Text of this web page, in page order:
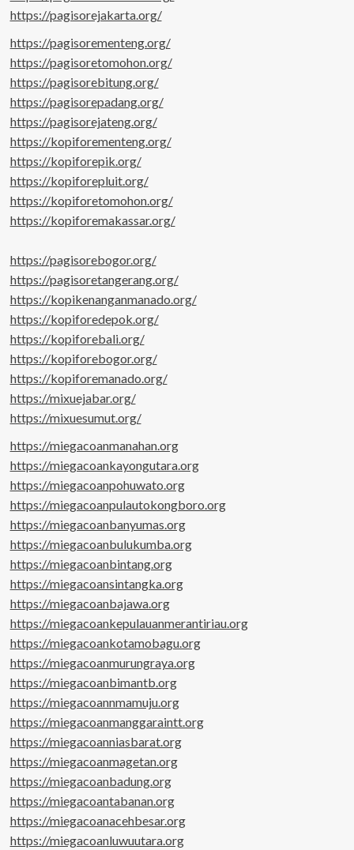
https://pagisorejakarta.org/
https://pagisorementeng.org/
https://pagisoretomohon.org/
https://pagisorebitung.org/
https://pagisorepadang.org/
https://pagisorejateng.org/
https://kopiforementeng.org/
https://kopiforepik.org/
https://kopiforepluit.org/
https://kopiforetomohon.org/
https://kopiforemakassar.org/
https://pagisorebogor.org/
https://pagisoretangerang.org/
https://kopikenanganmanado.org/
https://kopiforedepok.org/
https://kopiforebali.org/
https://kopiforebogor.org/
https://kopiforemanado.org/
https://mixuejabar.org/
https://mixuesumut.org/
https://miegacoanmanahan.org
https://miegacoankayongutara.org
https://miegacoanpohuwato.org
https://miegacoanpulautokongboro.org
https://miegacoanbanyumas.org
https://miegacoanbulukumba.org
https://miegacoanbintang.org
https://miegacoansintangka.org
https://miegacoanbajawa.org
https://miegacoankepulauanmerantiriau.org
https://miegacoankotamobagu.org
https://miegacoanmurungraya.org
https://miegacoanbimantb.org
https://miegacoannmamuju.org
https://miegacoanmanggaraintt.org
https://miegacoanniasbarat.org
https://miegacoanmagetan.org
https://miegacoanbadung.org
https://miegacoantabanan.org
https://miegacoanacehbesar.org
https://miegacoanluwuutara.org